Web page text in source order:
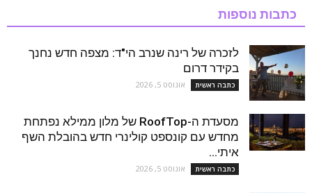
כתבות נוספות
לזכרה של רינה שנרב הי"ד: מצפה חדש נחנך
בקידר דרום
כתבה ראשית אוגוסט 5, 2026
מסעדת ה-RoofTop של מלון ממילא נפתחת
מחדש עם קונספט קולינרי חדש בהובלת השף
איתי...
כתבה ראשית אוגוסט 5, 2026